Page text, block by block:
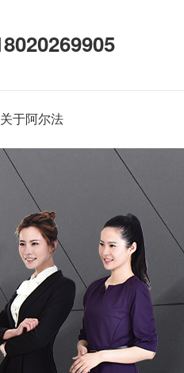
关于阿尔法